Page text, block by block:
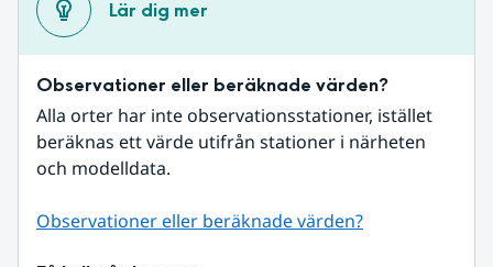
Lär dig mer
Observationer eller beräknade värden?
Alla orter har inte observationsstationer, istället
beräknas ett värde utifrån stationer i närheten
och modelldata.
Observationer eller beräknade värden?